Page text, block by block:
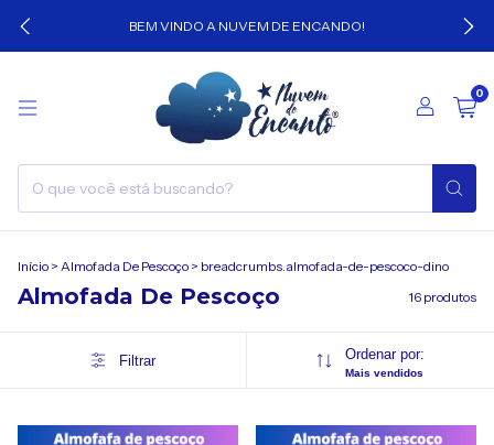
BEM VINDO A NUVEM DE ENCANDO!
0
Início > Almofada De Pescoço > breadcrumbs.almofada-de-pescoco-dino
Almofada De Pescoço 16 produtos
Filtrar Ordenar por:
Mais vendidos